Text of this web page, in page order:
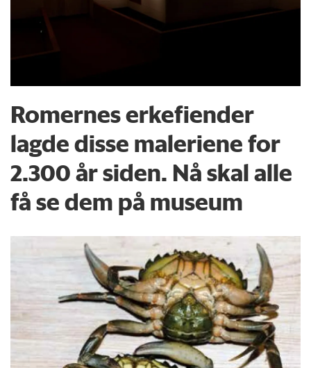
Romernes erkefiender
lagde disse maleriene for
2.300 år siden. Nå skal alle
få se dem på museum